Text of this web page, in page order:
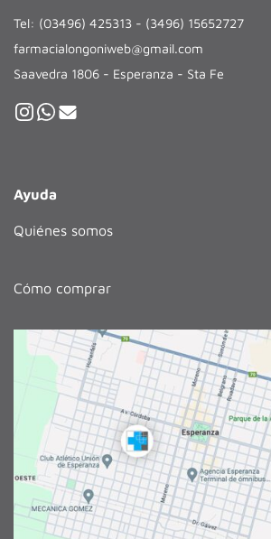
Tel: (03496) 425313 - (3496) 15652727
farmacialongoniweb@gmail.com
Saavedra 1806 - Esperanza - Sta Fe
Ayuda
Quiénes somos
Cómo comprar